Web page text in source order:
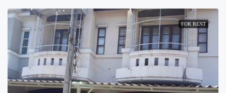
FOR RENT